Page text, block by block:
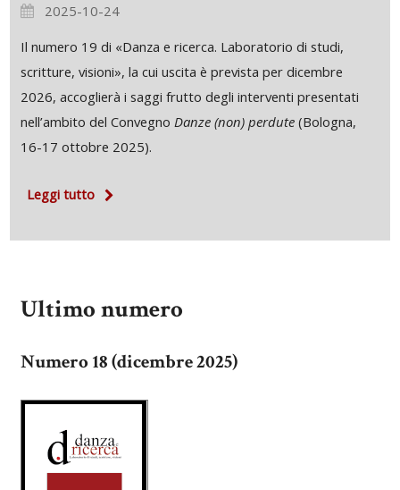
2025-10-24
Il numero 19 di «Danza e ricerca. Laboratorio di studi,
scritture, visioni», la cui uscita è prevista per dicembre
2026, accoglierà i saggi frutto degli interventi presentati
nell’ambito del Convegno Danze (non) perdute(Bologna,
16-17 ottobre 2025).
Leggi tutto
Ultimo numero
Numero 18 (dicembre 2025)